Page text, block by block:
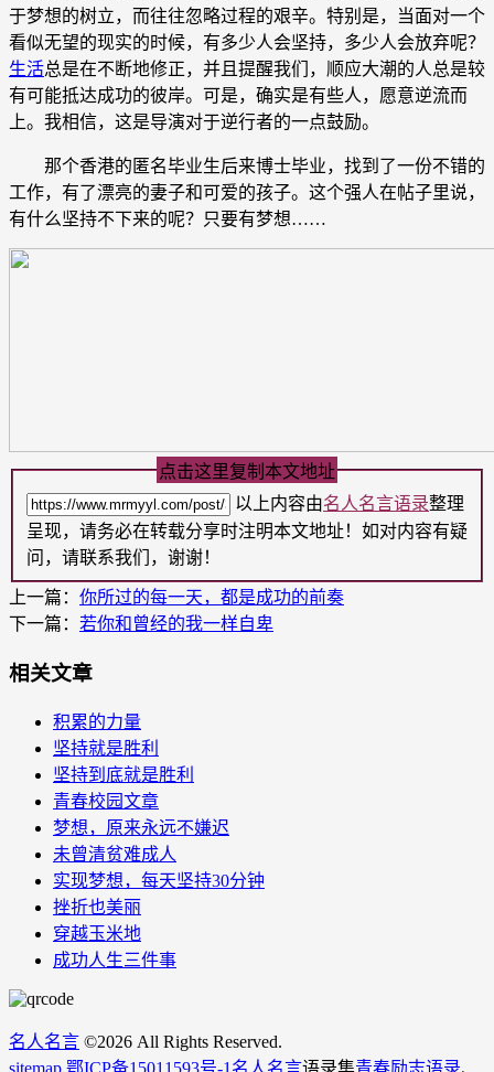
于梦想的树立，而往往忽略过程的艰辛。特别是，当面对一个
看似无望的现实的时候，有多少人会坚持，多少人会放弃呢？
生活总是在不断地修正，并且提醒我们，顺应大潮的人总是较
有可能抵达成功的彼岸。可是，确实是有些人，愿意逆流而
上。我相信，这是导演对于逆行者的一点鼓励。
那个香港的匿名毕业生后来博士毕业，找到了一份不错的
工作，有了漂亮的妻子和可爱的孩子。这个强人在帖子里说，
有什么坚持不下来的呢？只要有梦想……
点击这里复制本文地址
以上内容由名人名言语录整理
呈现，请务必在转载分享时注明本文地址！如对内容有疑
问，请联系我们，谢谢！
上一篇： 你所过的每一天，都是成功的前奏
下一篇： 若你和曾经的我一样自卑
相关文章
积累的力量
坚持就是胜利
坚持到底就是胜利
青春校园文章
梦想，原来永远不嫌迟
未曾清贫难成人
实现梦想，每天坚持30分钟
挫折也美丽
穿越玉米地
成功人生三件事
名人名言 ©2026 All Rights Reserved.
sitemap.鄂ICP备15011593号-1 名人名言语录集青春励志语录、